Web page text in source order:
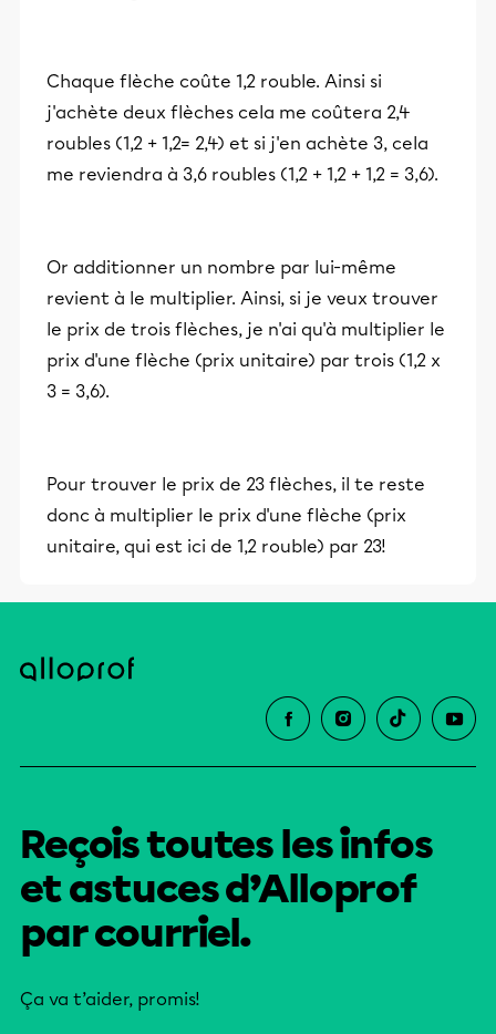
Chaque flèche coûte 1,2 rouble. Ainsi si
j'achète deux flèches cela me coûtera 2,4
roubles (1,2 + 1,2= 2,4) et si j'en achète 3, cela
me reviendra à 3,6 roubles (1,2 + 1,2 + 1,2 = 3,6).
Or additionner un nombre par lui-même
revient à le multiplier. Ainsi, si je veux trouver
le prix de trois flèches, je n'ai qu'à multiplier le
prix d'une flèche (prix unitaire) par trois (1,2 x
3 = 3,6).
Pour trouver le prix de 23 flèches, il te reste
donc à multiplier le prix d'une flèche (prix
unitaire, qui est ici de 1,2 rouble) par 23!
Reçois toutes les infos
et astuces d’Alloprof
par courriel.
Ça va t’aider, promis!